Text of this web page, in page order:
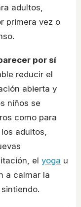
adultos,
primera vez o
por sí
reducir el
abierta y
niños se
como para
adultos,
el yoga u
a calmar la